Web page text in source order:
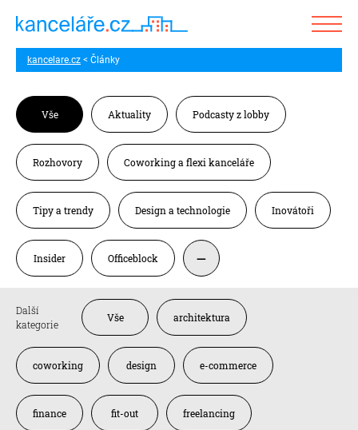
kancelare.cz Články
Vše Aktuality Podcasty z lobby
Rozhovory Coworking a flexi kanceláře
Tipy a trendy Design a technologie Inovátoři
Insider Officeblock
Další
kategorie
Vše architektura
coworking design e-commerce
finance fit-out freelancing